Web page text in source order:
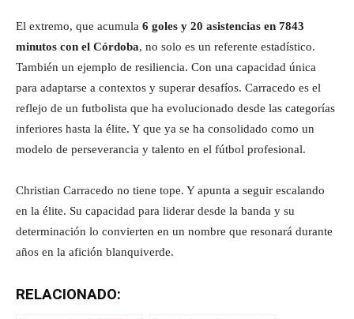
El extremo, que acumula 6 goles y 20 asistencias en 7843
minutos con el Córdoba, no solo es un referente estadístico.
También un ejemplo de resiliencia. Con una capacidad única
para adaptarse a contextos y superar desafíos. Carracedo es el
reflejo de un futbolista que ha evolucionado desde las categorías
inferiores hasta la élite. Y que ya se ha consolidado como un
modelo de perseverancia y talento en el fútbol profesional.
Christian Carracedo no tiene tope. Y apunta a seguir escalando
en la élite. Su capacidad para liderar desde la banda y su
determinación lo convierten en un nombre que resonará durante
años en la afición blanquiverde.
RELACIONADO: